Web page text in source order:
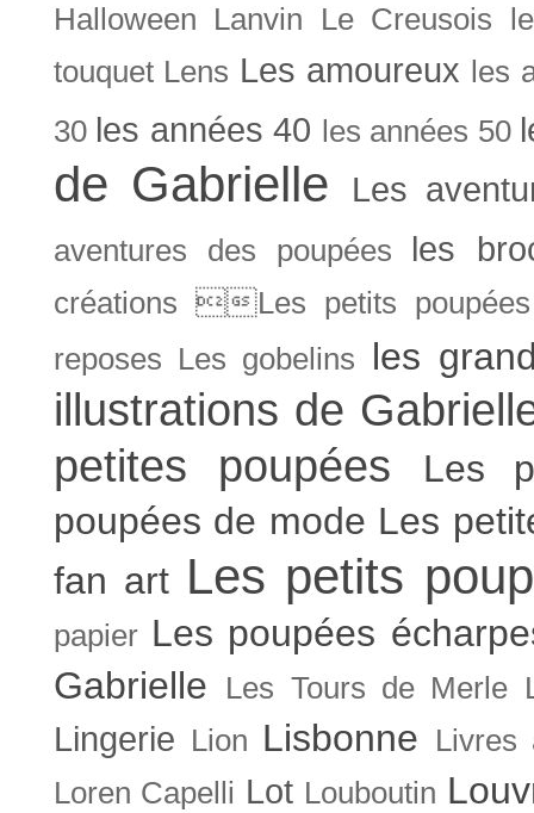
Halloween
Lanvin Le Creusois
touquet Lens Les amoureux les
30 les années 40 les années 50
de Gabrielle Les
aventures des poupées les
créations Les petits
reposes Les gobelins les
illustrations de
petites poupées
Les
poupées de mode Les
fan art Les petits
papier Les poupées
Gabrielle
Les Tours de Merle
Lingerie Lion Lisbonne
Livres
Loren Capelli Lot Louboutin